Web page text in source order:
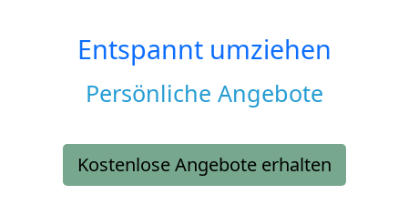
Entspannt umziehen
Persönliche Angebote
Kostenlose Angebote erhalten